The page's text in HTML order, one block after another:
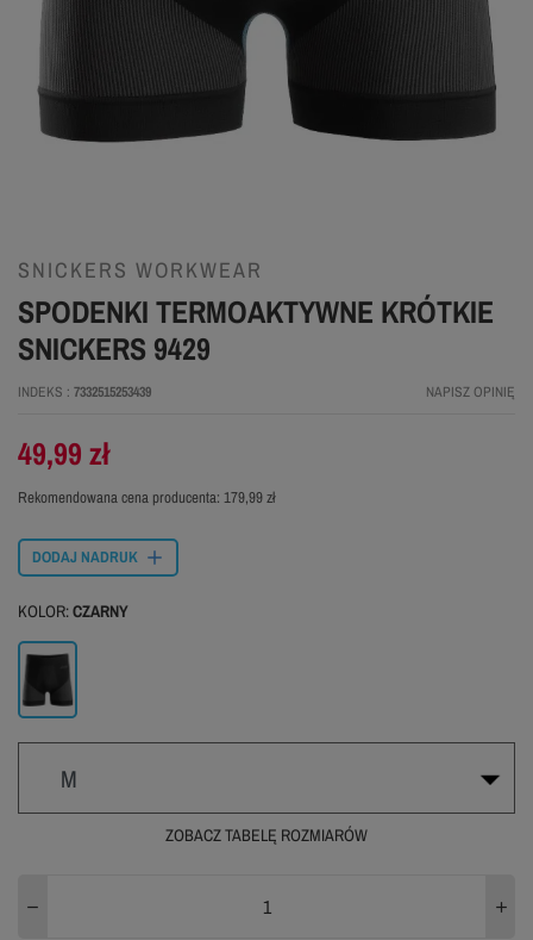
SNICKERS WORKWEAR
SPODENKI TERMOAKTYWNE KRÓTKIE
SNICKERS 9429
INDEKS 7332515253439 NAPISZ OPINIĘ
Rekomendowana cena producenta: 179,99 zł
49,99 zł
DODAJ NADRUK
KOLOR:CZARNY
Czarny
M
XL
ZOBACZ TABELĘ ROZMIARÓW
ZOBACZ TABELĘ ROZMIARÓW